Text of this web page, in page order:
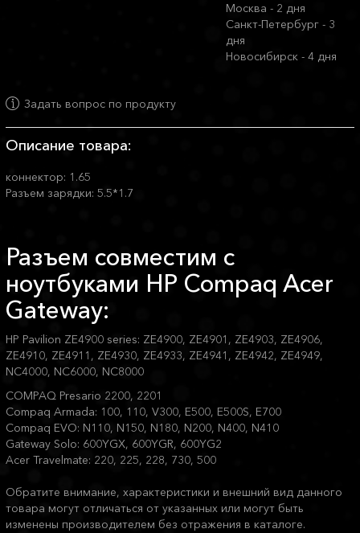
Москва - 2 дня
Санкт-Петербург - 3
дня
Новосибирск - 4 дня
Задать вопрос по продукту
Описание товара:
коннектор: 1.65
Разъем зарядки: 5.5*1.7
Разъем совместим с
ноутбуками HP Compaq Acer
Gateway:
HP Pavilion ZE4900 series: ZE4900, ZE4901, ZE4903, ZE4906,
ZE4910, ZE4911, ZE4930, ZE4933, ZE4941, ZE4942, ZE4949,
NC4000, NC6000, NC8000
COMPAQ Presario 2200, 2201
Compaq Armada: 100, 110, V300, E500, E500S, E700
Compaq EVO: N110, N150, N180, N200, N400, N410
Gateway Solo: 600YGX, 600YGR, 600YG2
Acer Travelmate: 220, 225, 228, 730, 500
Обратите внимание, характеристики и внешний вид данного
товара могут отличаться от указанных или могут быть
изменены производителем без отражения в каталоге.